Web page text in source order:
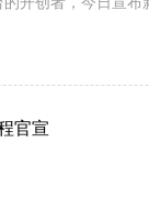
统保障二十国央行
打造新一代体育与
官宣